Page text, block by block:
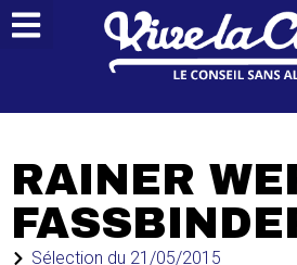
RAINER
Sélection du 21/05/2015